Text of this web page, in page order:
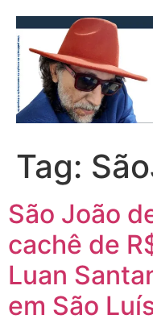
Tag:
São João
cachê de
Luan
em São